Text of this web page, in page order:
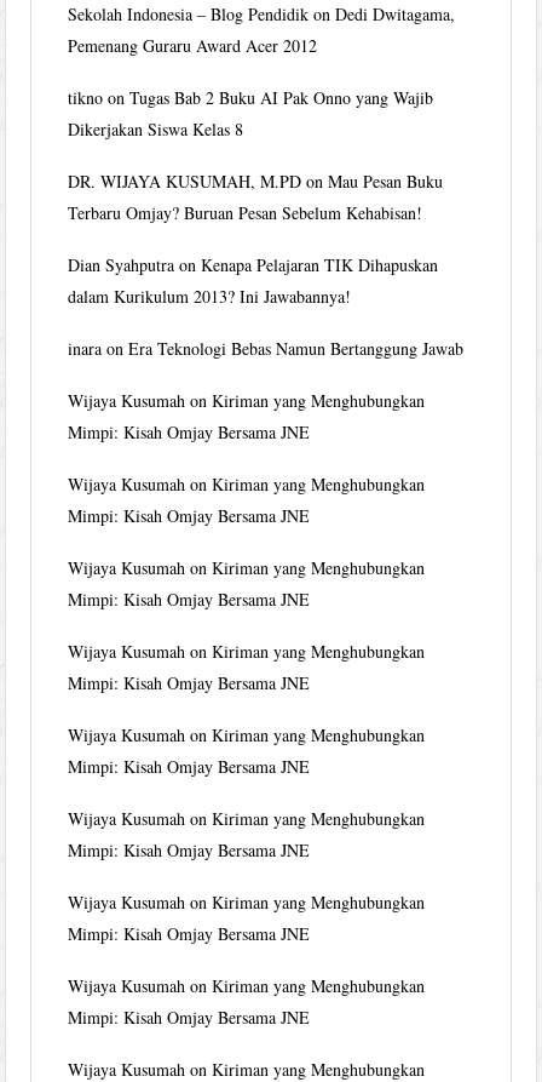
Sekolah Indonesia – Blog Pendidik onDedi Dwitagama,
Pemenang Guraru Award Acer 2012
tikno onTugas Bab 2 Buku AI Pak Onno yang Wajib
Dikerjakan Siswa Kelas 8
DR. WIJAYA KUSUMAH, M.PD onMau Pesan Buku
Terbaru Omjay? Buruan Pesan Sebelum Kehabisan!
Dian Syahputra onKenapa Pelajaran TIK Dihapuskan
dalam Kurikulum 2013? Ini Jawabannya!
inara onEra Teknologi Bebas Namun Bertanggung Jawab
Wijaya Kusumah onKiriman yang Menghubungkan
Mimpi: Kisah Omjay Bersama JNE
Wijaya Kusumah onKiriman yang Menghubungkan
Mimpi: Kisah Omjay Bersama JNE
Wijaya Kusumah onKiriman yang Menghubungkan
Mimpi: Kisah Omjay Bersama JNE
Wijaya Kusumah onKiriman yang Menghubungkan
Mimpi: Kisah Omjay Bersama JNE
Wijaya Kusumah onKiriman yang Menghubungkan
Mimpi: Kisah Omjay Bersama JNE
Wijaya Kusumah onKiriman yang Menghubungkan
Mimpi: Kisah Omjay Bersama JNE
Wijaya Kusumah onKiriman yang Menghubungkan
Mimpi: Kisah Omjay Bersama JNE
Wijaya Kusumah onKiriman yang Menghubungkan
Mimpi: Kisah Omjay Bersama JNE
Wijaya Kusumah onKiriman yang Menghubungkan